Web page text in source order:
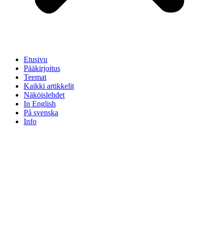
Etusivu
Pääkirjoitus
Teemat
Kaikki artikkelit
Näköislehdet
In English
På svenska
Info